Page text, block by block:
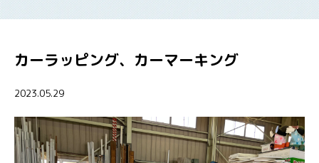
カーラッピング、カーマーキング
2023.05.29